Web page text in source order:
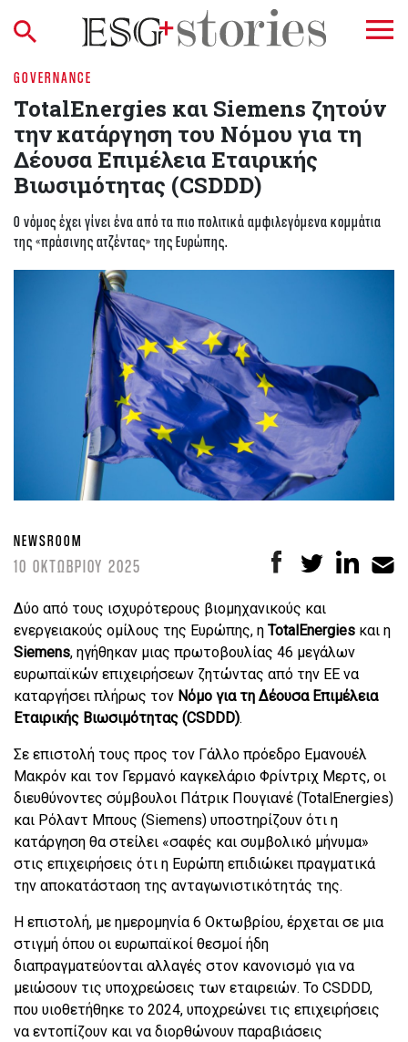
GOVERNANCE
TotalEnergies και Siemens ζητούν
την κατάργηση του Νόμου για τη
Δέουσα Επιμέλεια Εταιρικής
Βιωσιμότητας (CSDDD)
Ο νόμος έχει γίνει ένα από τα πιο πολιτικά αμφιλεγόμενα κομμάτια
της «πράσινης ατζέντας» της Ευρώπης.
NEWSROOM
10 ΟΚΤΩΒΡΙΟΥ 2025
Δύο από τους ισχυρότερους βιομηχανικούς και
ενεργειακούς ομίλους της Ευρώπης, η TotalEnergies και η
Siemens, ηγήθηκαν μιας πρωτοβουλίας 46 μεγάλων
ευρωπαϊκών επιχειρήσεων ζητώντας από την ΕΕ να
καταργήσει πλήρως τον Νόμο για τη Δέουσα Επιμέλεια
Εταιρικής Βιωσιμότητας (CSDDD).
Σε επιστολή τους προς τον Γάλλο πρόεδρο Εμανουέλ
Μακρόν και τον Γερμανό καγκελάριο Φρίντριχ Μερτς, οι
διευθύνοντες σύμβουλοι Πάτρικ Πουγιανέ (TotalEnergies)
και Ρόλαντ Μπους (Siemens) υποστηρίζουν ότι η
κατάργηση θα στείλει «σαφές και συμβολικό μήνυμα»
στις επιχειρήσεις ότι η Ευρώπη επιδιώκει πραγματικά
την αποκατάσταση της ανταγωνιστικότητάς της.
Η επιστολή, με ημερομηνία 6 Οκτωβρίου, έρχεται σε μια
στιγμή όπου οι ευρωπαϊκοί θεσμοί ήδη
διαπραγματεύονται αλλαγές στον κανονισμό για να
μειώσουν τις υποχρεώσεις των εταιρειών. Το CSDDD,
που υιοθετήθηκε το 2024, υποχρεώνει τις επιχειρήσεις
να εντοπίζουν και να διορθώνουν παραβιάσεις